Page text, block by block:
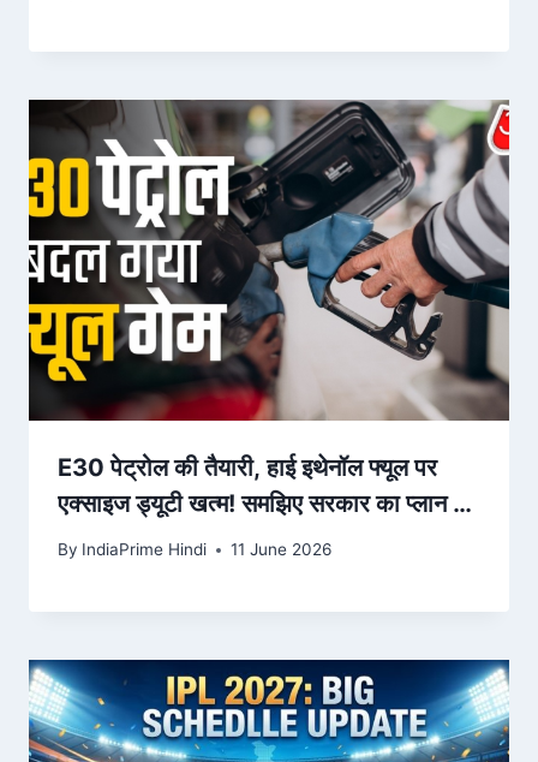
E30 पेट्रोल की तैयारी, हाई इथेनॉल फ्यूल पर
एक्साइज ड्यूटी खत्म! समझिए सरकार का प्लान –
AajTak
By IndiaPrime Hindi 11 June 2026